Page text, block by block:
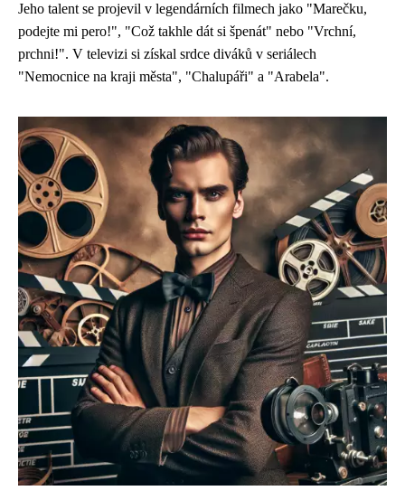
Jeho talent se projevil v legendárních filmech jako "Marečku,
podejte mi pero!", "Což takhle dát si špenát" nebo "Vrchní,
prchni!". V televizi si získal srdce diváků v seriálech
"Nemocnice na kraji města", "Chalupáři" a "Arabela".